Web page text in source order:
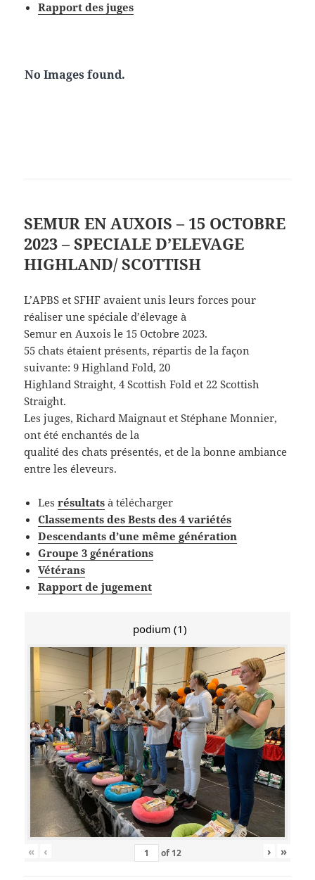
Rapport des juges
No Images found.
SEMUR EN AUXOIS – 15 OCTOBRE
2023 – SPECIALE D’ELEVAGE
HIGHLAND/ SCOTTISH
L’APBS et SFHF avaient unis leurs forces pour
réaliser une spéciale d’élevage à
Semur en Auxois le 15 Octobre 2023.
55 chats étaient présents, répartis de la façon
suivante: 9 Highland Fold, 20
Highland Straight, 4 Scottish Fold et 22 Scottish
Straight.
Les juges, Richard Maignaut et Stéphane Monnier,
ont été enchantés de la
qualité des chats présentés, et de la bonne ambiance
entre les éleveurs.
Lesrésultats à télécharger
Classements des Bests des 4 variétés
Descendants d’une même génération
Groupe 3 générations
Vétérans
Rapport de jugement
podium (1)
« ‹ of 12 › »